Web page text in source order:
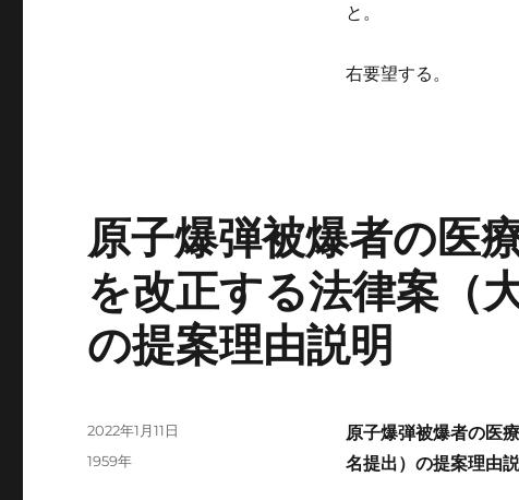
と。
右要望する。
原子爆弾被爆者の医
を改正する法律案（
の提案理由説明
原子爆弾被爆者の医
名提出）の提案理由
投
2022年1月11日
カ
1959年